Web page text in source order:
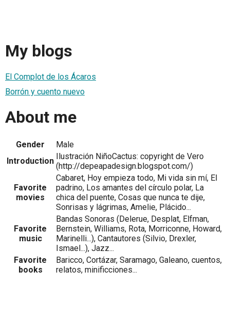
My blogs
El Complot de los Ácaros
Borrón y cuento nuevo
About me
Gender
Male
Introduction Ilustración NiñoCactus: copyright de Vero
(http://depeapadesign.blogspot.com/)
Favorite
movies
Cabaret, Hoy empieza todo, Mi vida sin mí, El
padrino, Los amantes del círculo polar, La
chica del puente, Cosas que nunca te dije,
Sonrisas y lágrimas, Amelie, Plácido...
Favorite
music
Bandas Sonoras (Delerue, Desplat, Elfman,
Bernstein, Williams, Rota, Morriconne, Howard,
Marinelli...), Cantautores (Silvio, Drexler,
Ismael...), Jazz...
Favorite
books
Baricco, Cortázar, Saramago, Galeano, cuentos,
relatos, minificciones...